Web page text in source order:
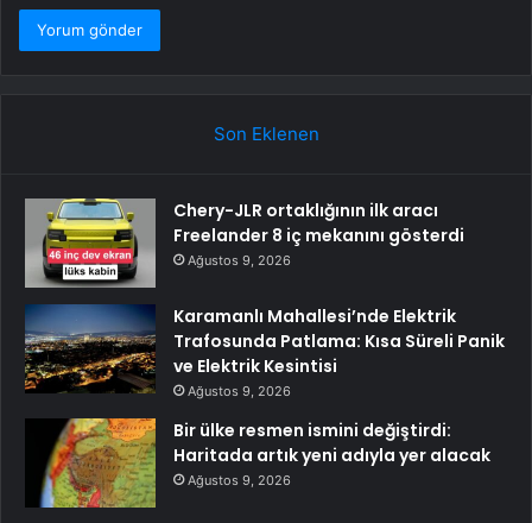
Son Eklenen
Chery-JLR ortaklığının ilk aracı
Freelander 8 iç mekanını gösterdi
Ağustos 9, 2026
Karamanlı Mahallesi’nde Elektrik
Trafosunda Patlama: Kısa Süreli Panik
ve Elektrik Kesintisi
Ağustos 9, 2026
Bir ülke resmen ismini değiştirdi:
Haritada artık yeni adıyla yer alacak
Ağustos 9, 2026